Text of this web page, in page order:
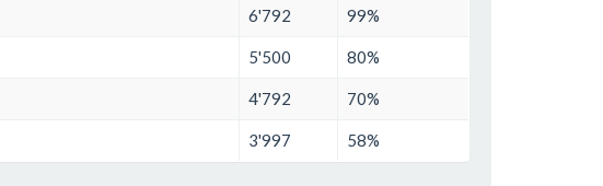
6'792 99%
5'500 80%
4'792 70%
3'997 58%